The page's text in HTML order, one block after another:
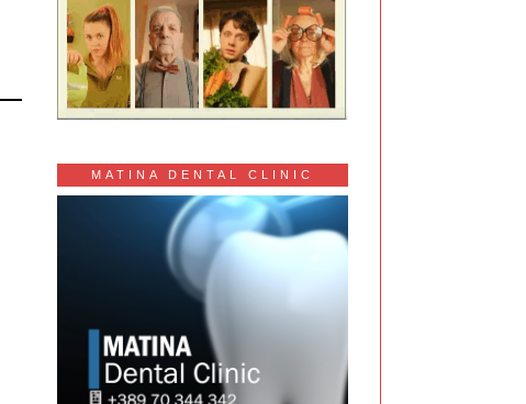
MATINA DENTAL CLINIC